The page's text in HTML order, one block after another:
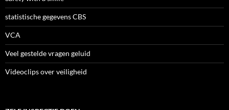
statistische gegevens CBS
VCA
Veel gestelde vragen geluid
Videoclips over veiligheid